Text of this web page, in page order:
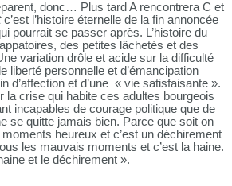
donc… Plus tard A rencontrera C et
c’est l’histoire éternelle de la fin annoncée
pourrait se passer après. L’histoire du
des petites lâchetés et des
variation drôle et acide sur la difficulté
liberté personnelle et d’émancipation
d’affection et d’une « vie satisfaisante ».
la crise qui habite ces adultes bourgeois
incapables de courage politique que de
se quitte jamais bien. Parce que soit on
heureux et c’est un déchirement
les mauvais moments et c’est la haine.
et le déchirement ».